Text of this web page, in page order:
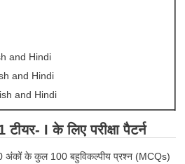
and Hindi
and Hindi
and Hindi
I के लिए परीक्षा पैटर्न
अंकों के कुल 100 बहुविकल्पीय प्रश्न (MCQs)